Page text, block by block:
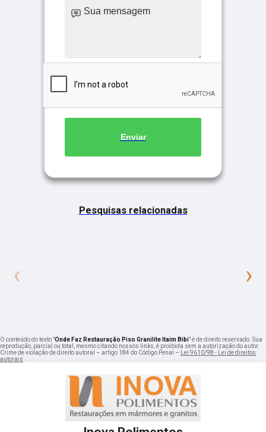
Enviar
Pesquisas relacionadas
‹ ›
O conteúdo do texto "Onde Faz Restauração Piso Granilite Itaim Bibi" é de direito reservado. Sua
reprodução, parcial ou total, mesmo citando nossos links, é proibida sem a autorização do autor.
Crime de violação de direito autoral – artigo 184 do Código Penal –
Lei 9610/98 - Lei de direitos
autorais